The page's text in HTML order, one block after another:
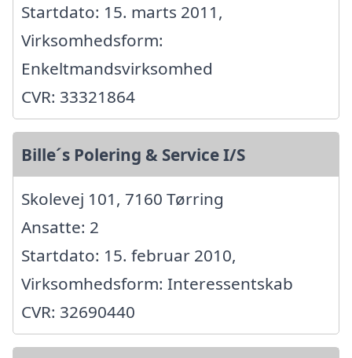
Startdato: 15. marts 2011,
Virksomhedsform:
Enkeltmandsvirksomhed
CVR: 33321864
Bille´s Polering & Service I/S
Skolevej 101, 7160 Tørring
Ansatte: 2
Startdato: 15. februar 2010,
Virksomhedsform: Interessentskab
CVR: 32690440